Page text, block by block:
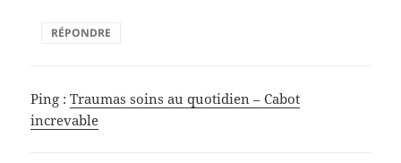
RÉPONDRE
Ping :Traumas soins au quotidien – Cabot
increvable